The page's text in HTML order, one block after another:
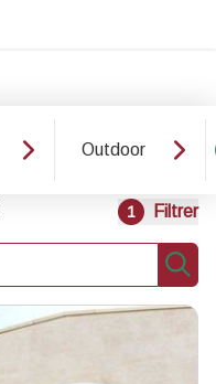
Outdoor
1 Filtrer